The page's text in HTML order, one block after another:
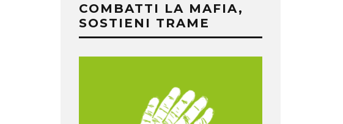
COMBATTI LA MAFIA,
SOSTIENI TRAME